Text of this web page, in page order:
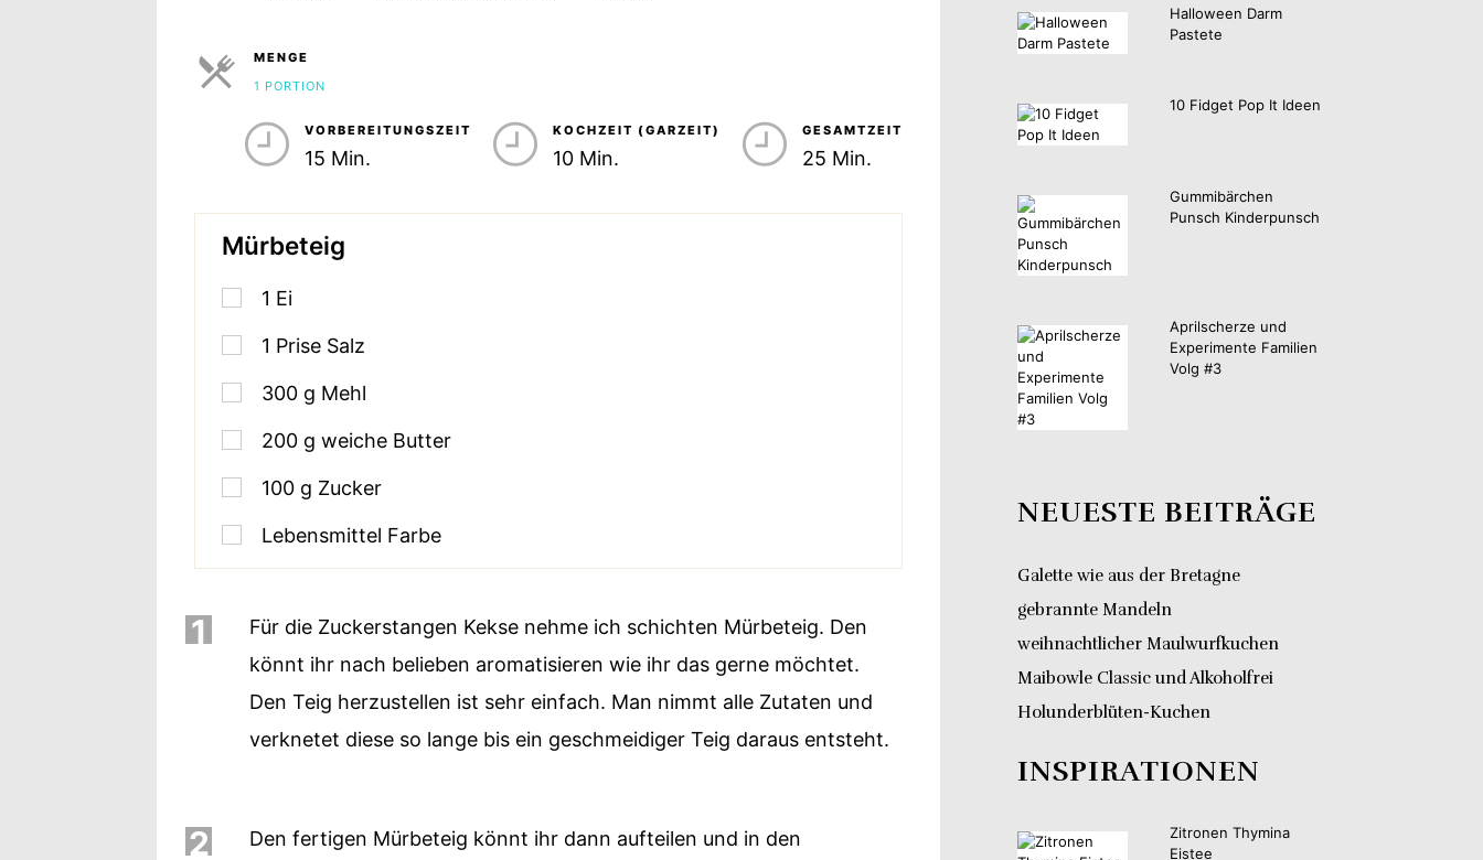
MENGE
1 PORTION
VORBEREITUNGSZEIT
15 Min.
KOCHZEIT (GARZEIT)
10 Min.
GESAMTZEIT
25 Min.
Mürbeteig
1 Ei
1 Prise Salz
300 g Mehl
200 g weiche Butter
100 g Zucker
Lebensmittel Farbe
1
Für die Zuckerstangen Kekse nehme ich schichten Mürbeteig. Den
könnt ihr nach belieben aromatisieren wie ihr das gerne möchtet.
Den Teig herzustellen ist sehr einfach. Man nimmt alle Zutaten und
verknetet diese so lange bis ein geschmeidiger Teig daraus entsteht.
2
Den fertigen Mürbeteig könnt ihr dann aufteilen und in den
Halloween Darm
Pastete
10 Fidget Pop It Ideen
Gummibärchen
Punsch Kinderpunsch
Aprilscherze und
Experimente Familien
Volg #3
NEUESTE BEITRÄGE
Galette wie aus der Bretagne
gebrannte Mandeln
weihnachtlicher Maulwurfkuchen
Maibowle Classic und Alkoholfrei
Holunderblüten-Kuchen
INSPIRATIONEN
Zitronen Thymina
Eistee